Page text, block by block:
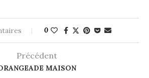
0
Précédent
MAISON